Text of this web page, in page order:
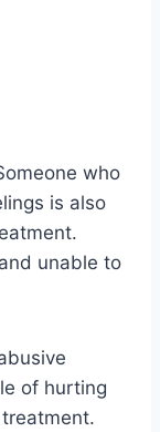
who
is also
unable to
of hurting